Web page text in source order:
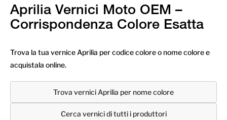
Aprilia Vernici Moto OEM –
Corrispondenza Colore Esatta
Trova la tua vernice Aprilia per codice colore o nome colore e
acquistala online.
Trova vernici Aprilia per nome colore
Cerca vernici di tutti i produttori